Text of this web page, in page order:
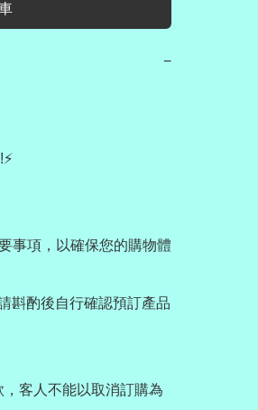
−
事項，以確保您的購物體
斟酌後自行確認預訂產品
客人不能以取消訂購為